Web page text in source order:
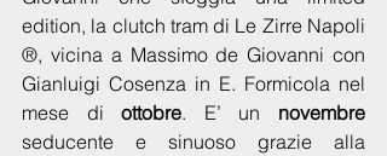
edition, la clutch tram di Le Zirre Napoli
®, vicina a Massimo de Giovanni con
Gianluigi Cosenza in E. Formicola nel
mese di ottobre. E’ un
seducente e sinuoso grazie alla